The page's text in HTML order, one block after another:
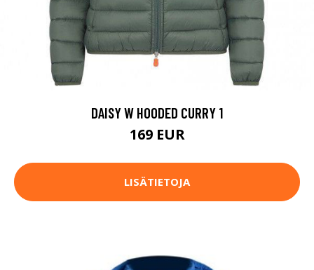
DAISY W HOODED CURRY 1
169 EUR
LISÄTIETOJA